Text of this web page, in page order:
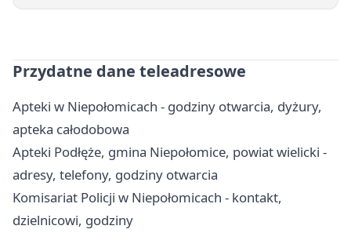
Przydatne dane teleadresowe
Apteki w Niepołomicach - godziny otwarcia, dyżury,
apteka całodobowa
Apteki Podłęże, gmina Niepołomice, powiat wielicki -
adresy, telefony, godziny otwarcia
Komisariat Policji w Niepołomicach - kontakt,
dzielnicowi, godziny